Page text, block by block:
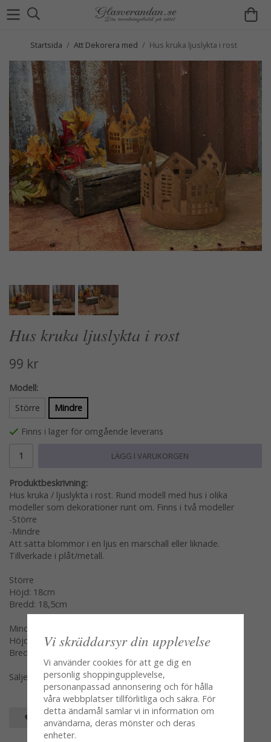
Startsida / Att Dekorera med / Hus kruka ljuslykta i rost
Hus kruka ljuslykta i rost
99 kr
Modell:
Större
Mindre
Finns i lager för omgående leverans
LÄGG I VARUKORGEN
Produktbeskrivning:
Hus kruka / ljuslykta i rost. Rund modell med hus i olika
modeller som dekorationer runt om. Finns i två modeller
-Större
-Mindre
Att sätta blommor i en ljus en marschall eller liknade.
Tillverkade i plåt/metall.
Större
Höjd: 18cm
Bredd: 18,5cm
Mindre
Höjd: 14cm
Bredd: 12,5cm
Säljes per styck var modell för sig en och en
SPARA SOM FAVORIT
Vi skräddarsyr din upplevelse
Vi använder cookies för att ge dig en
personlig shoppingupplevelse,
personanpassad annonsering och för hålla
våra webbplatser tillförlitliga och säkra. För
detta ändamål samlar vi in information om
användarna, deras mönster och deras
enheter.